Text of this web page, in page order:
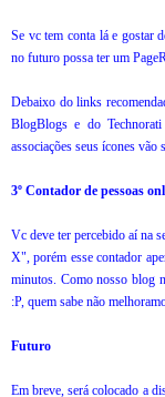
Se vc tem conta lá e gostar
no futuro possa ter um
Debaixo do links
BlogBlogs e do
associações seus ícones vão
3º Contador de pessoas
Vc deve ter percebido aí na
X", porém esse contador
minutos. Como nosso blog
:P, quem sabe não
Futuro
Em breve, será colocado a